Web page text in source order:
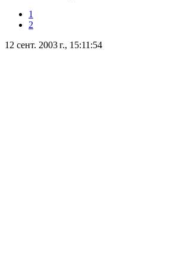
1
2
12 сент. 2003 г., 15:11:54